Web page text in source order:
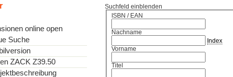
Suchfeld einblenden
ISBN / EAN
Nachname
Index
Vorname
Titel
online open
Suche
ZACK Z39.50